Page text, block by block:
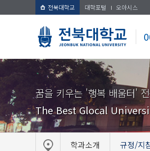
전북대학교 대학포털 오아시스
꿈을 키우는 '행복 배움터'
The Best Glocal
학과소개 규정/지